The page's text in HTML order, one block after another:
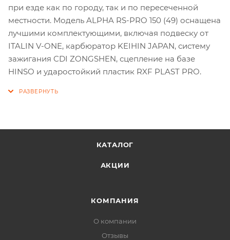
при езде как по городу, так и по пересеченной
местности. Модель ALPHA RS-PRO 150 (49) оснащена
лучшими комплектующими, включая подвеску от
ITALIN V-ONE, карбюратор KEIHIN JAPAN, систему
зажигания CDI ZONGSHEN, сцепление на базе
HINSO и ударостойкий пластик RXF PLAST PRO.
КАТАЛОГ
АКЦИИ
КОМПАНИЯ
О компании
Отзывы